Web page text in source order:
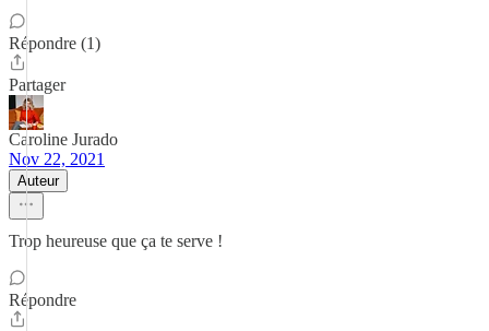
Répondre (1)
Partager
Caroline Jurado
Nov 22, 2021
Auteur
Trop heureuse que ça te serve !
Répondre